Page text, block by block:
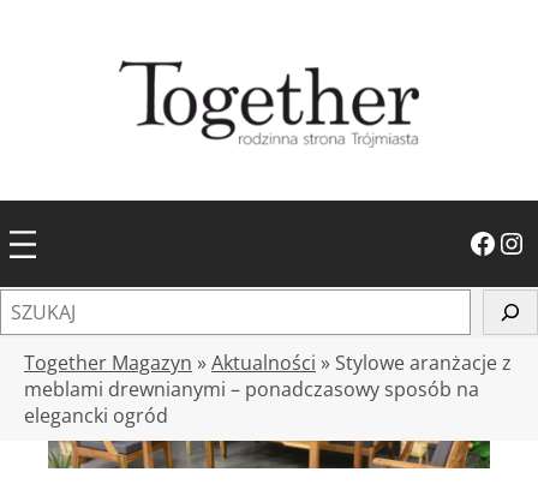
Facebook Instagram
z
Together Magazyn »Aktualności » Stylowe aranżacje z
meblami drewnianymi – ponadczasowy sposób na
elegancki ogród